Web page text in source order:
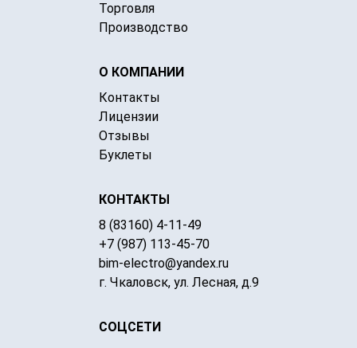
Торговля
Производство
О КОМПАНИИ
Контакты
Лицензии
Отзывы
Буклеты
КОНТАКТЫ
8 (83160) 4-11-49
+7 (987) 113-45-70
bim-electro@yandex.ru
г. Чкаловск, ул. Лесная, д.9
СОЦСЕТИ